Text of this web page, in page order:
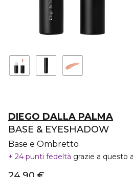
DIEGO DALLA PALMA
BASE & EYESHADOW
Base e Ombretto
24 punti fedeltà grazie a questo